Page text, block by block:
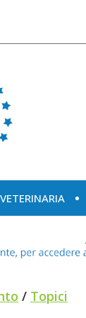
VETERINARIA
/ Topici